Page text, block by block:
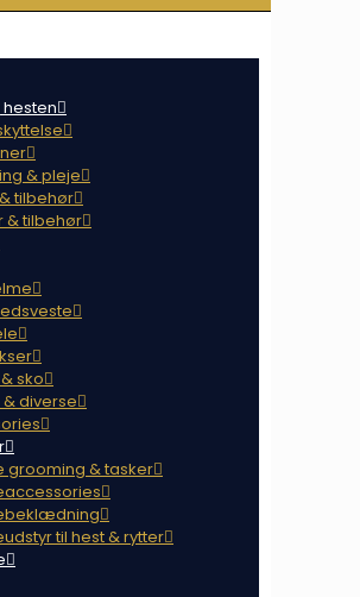
& pleje
tilbehør
& tilbehør
sko
& diverse
grooming & tasker
til hest & rytter